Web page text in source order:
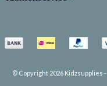
© Copyright 2026 Kidzsupplies -